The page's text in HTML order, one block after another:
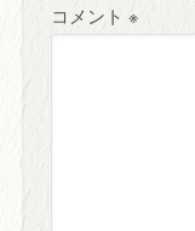
コメント※